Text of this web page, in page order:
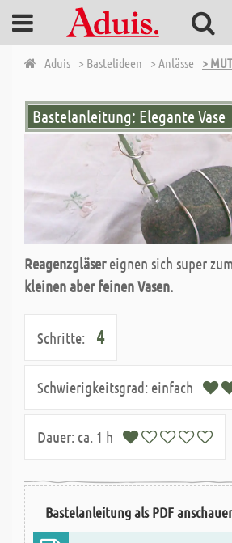
Aduis > Bastelideen > Anlässe >
Bastelanleitung: Elegante Vase
Reagenzgläsereignen sich super
kleinen aber feinen Vasen.
Schritte: 4
Schwierigkeitsgrad: einfach
Dauer: ca. 1 h
Bastelanleitung als PDF